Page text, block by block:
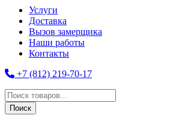
Услуги
Доставка
Вызов замерщика
Наши работы
Контакты
+7 (812) 219-70-17
Поиск
товаров
Поиск